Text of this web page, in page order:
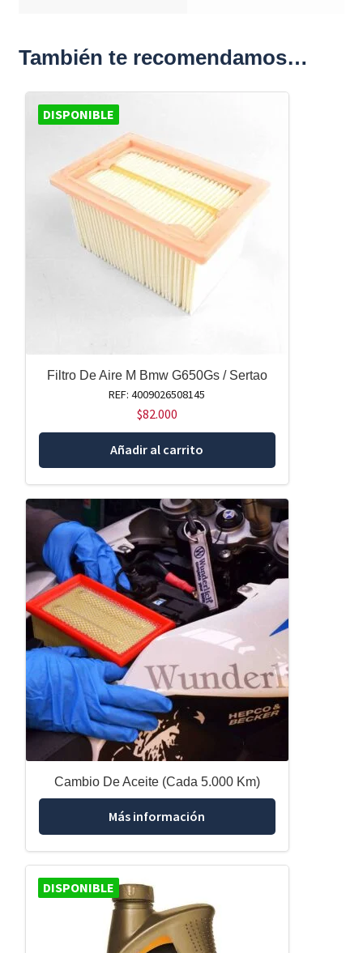
También te recomendamos…
DISPONIBLE
Filtro De Aire M Bmw G650Gs / Sertao
REF: 4009026508145
$82.000
Añadir al carrito
Cambio De Aceite (Cada 5.000 Km)
Más información
DISPONIBLE